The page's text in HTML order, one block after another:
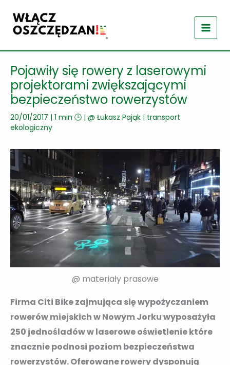
treści
Pojawiły się rowery z laserowymi
projektorami zwiększającymi
bezpieczeństwo rowerzystów
20/01/2017 | 1 min 🕒 | @ Łukasz Pająk | transport
ekologiczny
@ materiały prasowe
Firma Citi Bike zajmująca się wypożyczaniem
rowerów miejskich w Nowym Jorku wyposażyła
250 jednośladów w laserowe oświetlenie które
znacznie podnosi poziom bezpieczeństwa
rowerzystów. Oferowane rowery dysponują